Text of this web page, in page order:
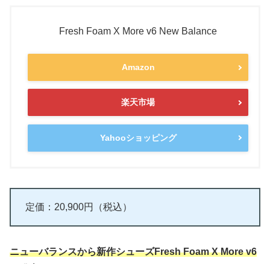
Fresh Foam X More v6 New Balance
Amazon
楽天市場
Yahooショッピング
定価：20,900円（税込）
ニューバランスから新作シューズFresh Foam X More v6